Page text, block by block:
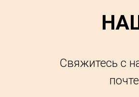
Свяжитесь с